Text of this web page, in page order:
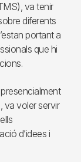
va tenir
diferents
portant a
que hi
va voler servir
d’idees i